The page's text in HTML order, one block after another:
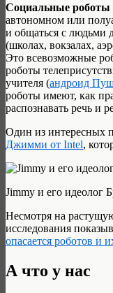
Социальные роботы
автономном или
и общаться с людьми
(школах, вокзалах,
Это всевозможные
роботы
учителя (андроид
роботы имеют, как
распознавать речь и
Один из интересных
Джимми от Intel,
Jimmy и его идеолог
Несмотря на
исследования
опасается роботов и
А что у нас